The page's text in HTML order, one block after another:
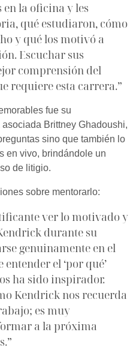
en la oficina y les
qué estudiaron, cómo
y qué los motivó a
Escuchar sus
comprensión del
requiere esta carrera.”
fue su
Brittney Ghadoushi,
sino que también lo
en vivo, brindándole un
de litigio.
sobre mentorarlo:
ver lo motivado y
durante su
genuinamente en el
el ‘por qué’
ha sido inspirador.
Kendrick nos recuerda
es muy
a la próxima